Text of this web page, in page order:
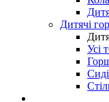
Дитячі
Усі